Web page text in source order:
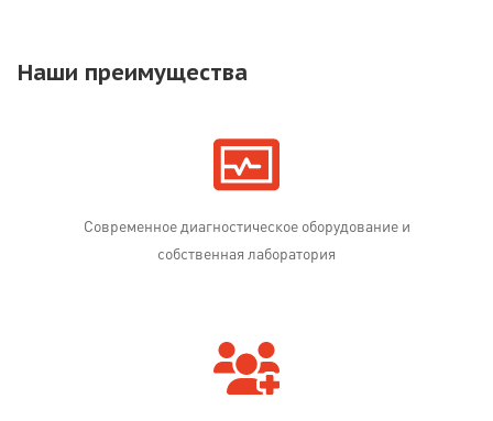
Наши преимущества
Современное диагностическое оборудование и
собственная лаборатория